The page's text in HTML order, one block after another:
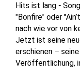
Hits ist lang -
"Bonfire" oder
nach wie vor von
Jetzt ist seine
erschienen –
Veröffentlichung,